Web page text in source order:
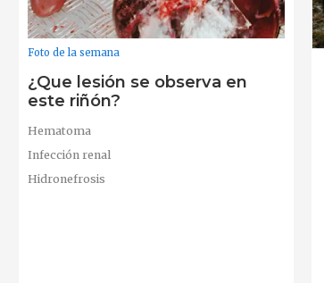
Foto de la semana
¿Que lesión se observa en
este riñón?
Hematoma
Infección renal
Hidronefrosis